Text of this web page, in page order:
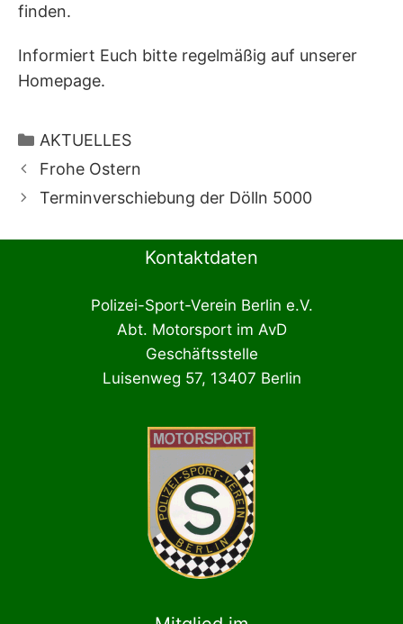
finden.
Informiert Euch bitte regelmäßig auf unserer
Homepage.
Kategorien
AKTUELLES
Frohe Ostern
Terminverschiebung der Dölln 5000
Kontaktdaten
Polizei-Sport-Verein Berlin e.V.
Abt. Motorsport im AvD
Geschäftsstelle
Luisenweg 57, 13407 Berlin